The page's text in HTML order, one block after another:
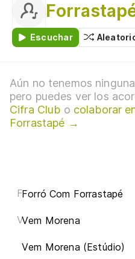
Escuchar
Aún no tenemos
pero puedes ver los
Cifra Club o colaborar
Forrastapé →
FForró Com Forrastapé
VVem Morena
Vem Morena (Estúdio)